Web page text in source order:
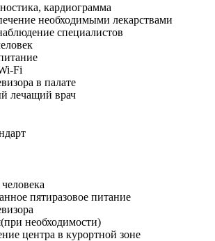
кардиограмма
необходимыми лекарствами
специалистов
Fi
в палате
лечащий врач
пятиразовое питание
необходимости)
центра в курортной зоне